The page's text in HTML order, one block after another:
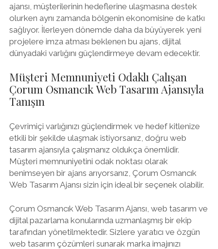
ajansı, müşterilerinin hedeflerine ulaşmasına destek
olurken aynı zamanda bölgenin ekonomisine de katkı
sağlıyor. İlerleyen dönemde daha da büyüyerek yeni
projelere imza atması beklenen bu ajans, dijital
dünyadaki varlığını güçlendirmeye devam edecektir.
Müşteri Memnuniyeti Odaklı Çalışan
Çorum Osmancık Web Tasarım Ajansıyla
Tanışın
Çevrimiçi varlığınızı güçlendirmek ve hedef kitlenize
etkili bir şekilde ulaşmak istiyorsanız, doğru web
tasarım ajansıyla çalışmanız oldukça önemlidir.
Müşteri memnuniyetini odak noktası olarak
benimseyen bir ajans arıyorsanız, Çorum Osmancık
Web Tasarım Ajansı sizin için ideal bir seçenek olabilir.
Çorum Osmancık Web Tasarım Ajansı, web tasarım ve
dijital pazarlama konularında uzmanlaşmış bir ekip
tarafından yönetilmektedir. Sizlere yaratıcı ve özgün
web tasarım çözümleri sunarak marka imajınızı